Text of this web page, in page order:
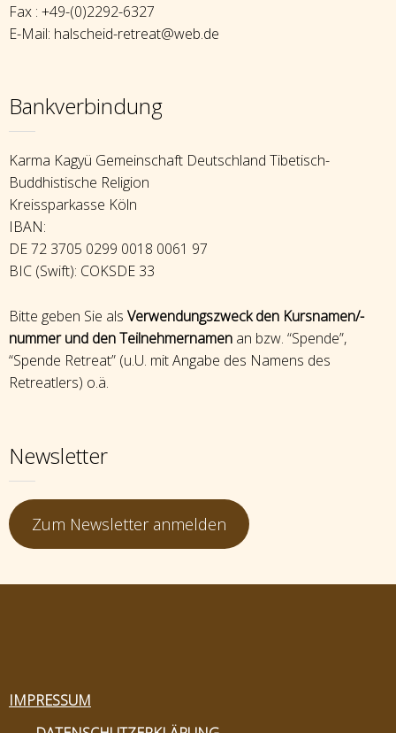
Fax : +49-(0)2292-6327
E-Mail: halscheid-retreat@web.de
Bankverbindung
Karma Kagyü Gemeinschaft Deutschland Tibetisch-
Buddhistische Religion
Kreissparkasse Köln
IBAN:
DE 72 3705 0299 0018 0061 97
BIC (Swift): COKSDE 33
Bitte geben Sie als Verwendungszweck den Kursnamen/-
nummer und den Teilnehmernamen an bzw. “Spende”,
“Spende Retreat” (u.U. mit Angabe des Namens des
Retreatlers) o.ä.
Newsletter
Zum Newsletter anmelden
IMPRESSUM